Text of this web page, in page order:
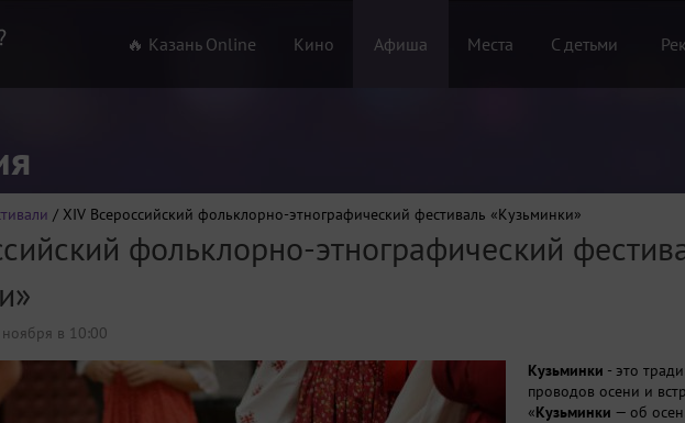
🔥 Казань Online Кино Афиша Места С детьми
/ XIV Всероссийский фольклорно-этнографический фестиваль «Кузьминки»
фольклорно-этнографический
в 10:00
Кузьминки - это
проводов осени и
«Кузьминки — об